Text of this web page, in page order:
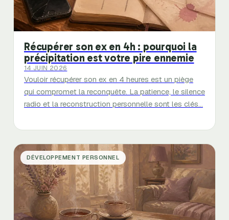
Récupérer son ex en 4h : pourquoi la
précipitation est votre pire ennemie
14 JUIN 2026
Vouloir récupérer son ex en 4 heures est un piège
qui compromet la reconquête. La patience, le silence
radio et la reconstruction personnelle sont les clés…
DÉVELOPPEMENT PERSONNEL